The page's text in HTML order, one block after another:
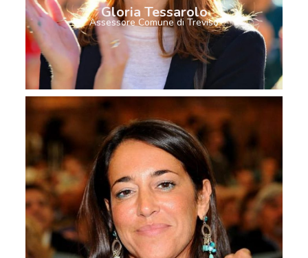
Gloria Tessarolo
Assessore Comune di Treviso